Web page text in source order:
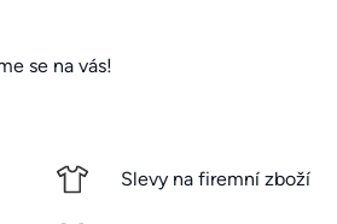
se na vás!
Slevy na firemní zboží